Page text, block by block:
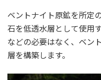
ベントナイト原鉱を所定
石を低透水層として使用
などの必要はなく、ベン
層を構築します。